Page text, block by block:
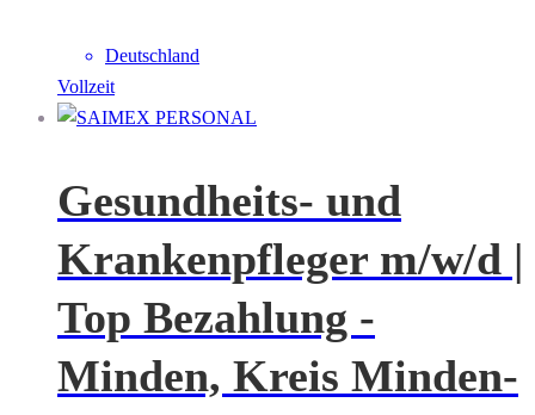
Deutschland
Vollzeit
Gesundheits- und
Krankenpfleger m/w/d |
Top Bezahlung -
Minden, Kreis Minden-